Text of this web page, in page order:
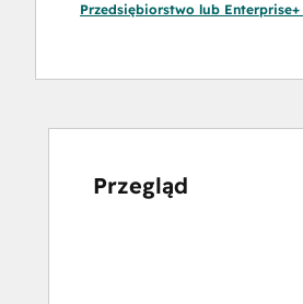
Przedsiębiorstwo lub Enterprise+
Przegląd